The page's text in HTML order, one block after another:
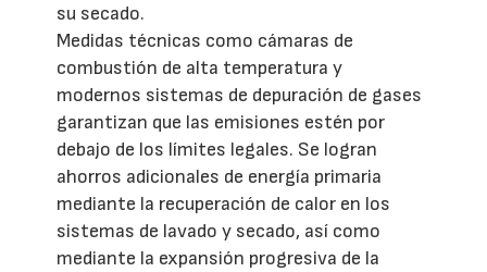
su secado.
Medidas técnicas como cámaras de
combustión de alta temperatura y
modernos sistemas de depuración de gases
garantizan que las emisiones estén por
debajo de los límites legales. Se logran
ahorros adicionales de energía primaria
mediante la recuperación de calor en los
sistemas de lavado y secado, así como
mediante la expansión progresiva de la